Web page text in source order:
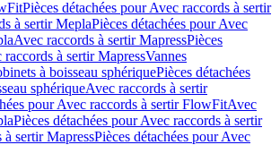
Pièces détachées pour Avec raccords à sertir
à sertir MeplaPièces détachées pour Avec
Avec raccords à sertir MapressPièces
raccords à sertir MapressVannes
à boisseau sphériquePièces détachées
sphériqueAvec raccords à sertir
pour Avec raccords à sertir FlowFitAvec
Pièces détachées pour Avec raccords à sertir
à sertir MapressPièces détachées pour Avec